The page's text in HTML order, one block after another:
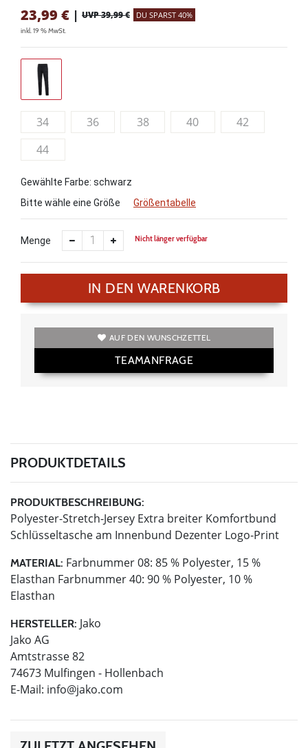
23,99 € | UVP 39,99 € DU SPARST 40%
inkl. 19 % MwSt.
34 36 38 40
42
44
Gewählte Farbe: schwarz
Bitte wähle eine Größe
Größentabelle
Menge Nicht länger verfügbar
IN DEN WARENKORB
AUF DEN WUNSCHZETTEL
TEAMANFRAGE
PRODUKTDETAILS
PRODUKTBESCHREIBUNG:
Polyester-Stretch-Jersey Extra breiter Komfortbund
Schlüsseltasche am Innenbund Dezenter Logo-Print
MATERIAL: Farbnummer 08: 85 % Polyester, 15 %
Elasthan Farbnummer 40: 90 % Polyester, 10 %
Elasthan
HERSTELLER: Jako
Jako AG
Amtstrasse 82
74673 Mulfingen - Hollenbach
E-Mail: info@jako.com